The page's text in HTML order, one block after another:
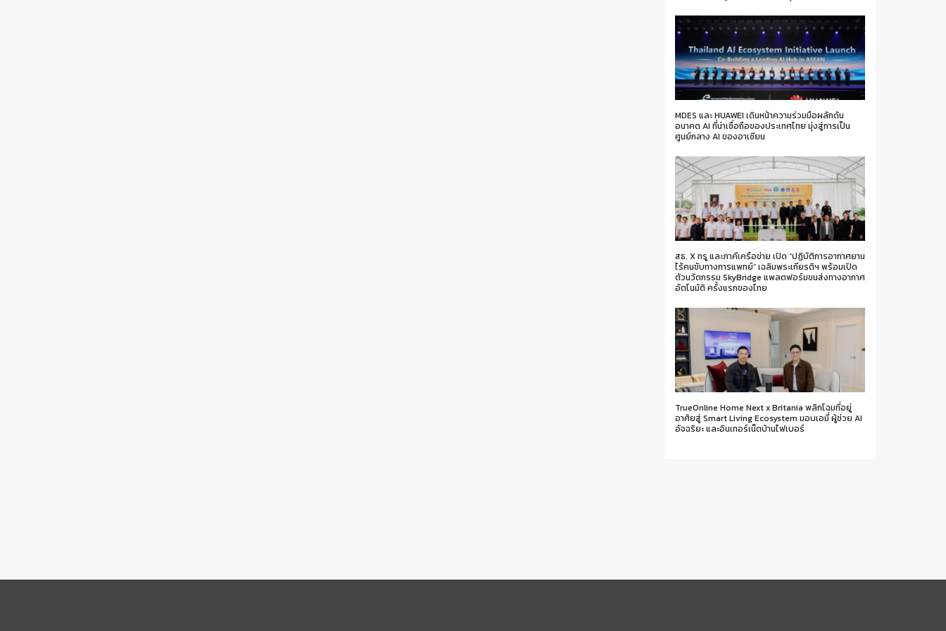
MDES และ HUAWEI เดินหน้าความร่วมมือผลักดัน
อนาคต AI ที่น่าเชื่อถือของประเทศไทย มุ่งสู่การเป็น
ศูนย์กลาง AI ของอาเซียน
สธ. X ทรู และภาคีเครือข่าย เปิด “ปฏิบัติการอากาศยาน
ไร้คนขับทางการแพทย์” เฉลิมพระเกียรติฯ พร้อมเปิด
ตัวนวัตกรรม SkyBridge แพลตฟอร์มขนส่งทางอากาศ
อัตโนมัติ ครั้งแรกของไทย
TrueOnline Home Next x Britania พลิกโฉมที่อยู่
อาศัยสู่ Smart Living Ecosystem มอบเอมี่ ผู้ช่วย AI
อัจฉริยะ และอินเทอร์เน็ตบ้านไฟเบอร์